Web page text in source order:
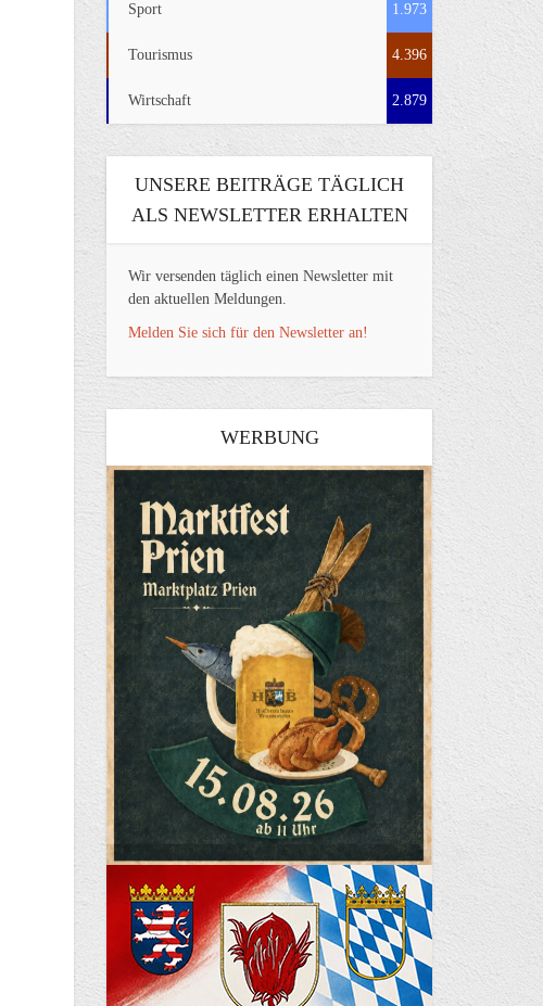
Sport 1.973
Tourismus 4.396
Wirtschaft 2.879
UNSERE BEITRÄGE TÄGLICH
ALS NEWSLETTER ERHALTEN
Wir versenden täglich einen Newsletter mit
den aktuellen Meldungen.
Melden Sie sich für den Newsletter an!
WERBUNG